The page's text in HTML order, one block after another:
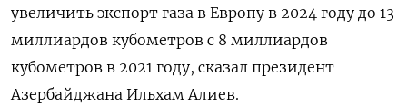
увеличить экспорт газа в Европу в 2024 году до 13
миллиардов кубометров с 8 миллиардов
кубометров в 2021 году, сказал президент
Азербайджана Ильхам Алиев.